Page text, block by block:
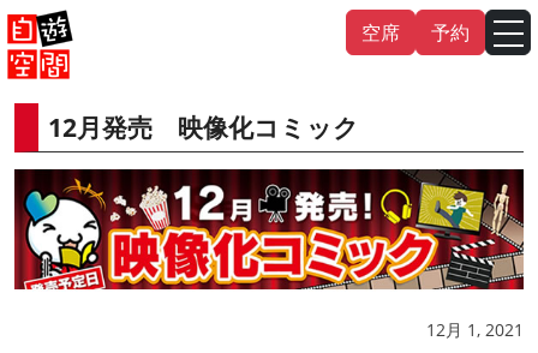
Skip
to
content
空席 予約
12月発売 映像化コミック
12月 1, 2021
English 中文（繁體） 中文（简体）
한국어
日本語